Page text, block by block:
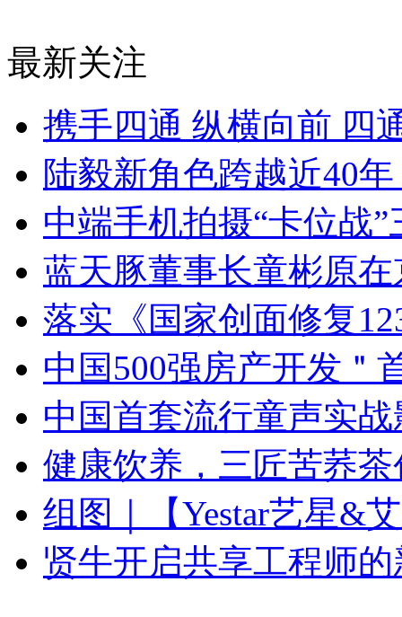
最新关注
携手四通 纵横向前 四
陆毅新角色跨越近40
中端手机拍摄“卡位战
蓝天豚董事长童彬原
落实《国家创面修复
中国500强房产开发＂
中国首套流行童声实
健康饮养，三匠苦荞
组图｜【Yestar艺星&
贤牛开启共享工程师